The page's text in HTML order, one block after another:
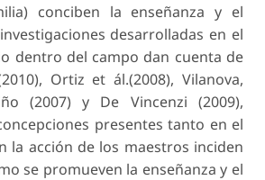
conciben la enseñanza y el
desarrolladas en el
dentro del campo dan cuenta de
Ortiz et ál.(2008), Vilanova,
(2007) y De Vincenzi (2009),
presentes tanto en el
la acción de los maestros inciden
se promueven la enseñanza y el